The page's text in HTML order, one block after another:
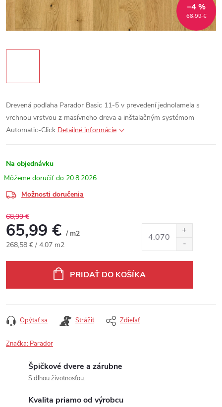
68,99 €
–4 %
Drevená podlaha Parador Basic 11-5 v prevedení jednolamela s
vrchnou vrstvou z masívneho dreva a inštalačným systémom
Automatic-Click Detailné informácie
Na objednávku
20.8.2026
Možnosti doručenia
68,99 €
65,99 € / m2
Jednotková cena:
268,58 € / 4.07 m2
PRIDAŤ DO KOŠÍKA
Opýtať sa Strážiť Zdieľať
Značka: Parador
Špičkové dvere a zárubne
S dlhou životnosťou.
Kvalita priamo od výrobcu